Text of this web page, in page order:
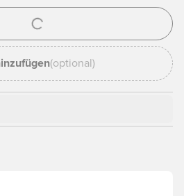
zum Anmelden oder Registrieren
(optional)